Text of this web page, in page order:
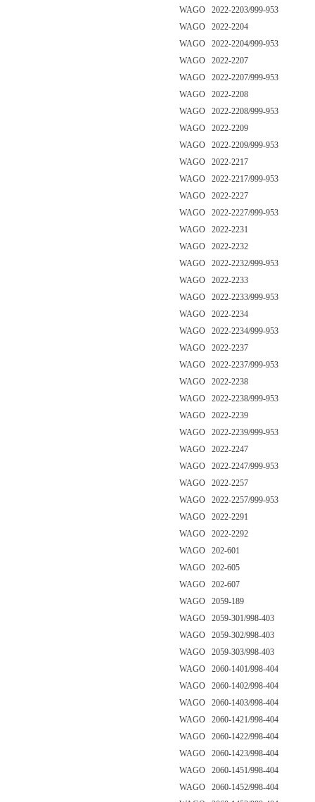
WAGO 2022-2203/999-953
WAGO 2022-2204
WAGO 2022-2204/999-953
WAGO 2022-2207
WAGO 2022-2207/999-953
WAGO 2022-2208
WAGO 2022-2208/999-953
WAGO 2022-2209
WAGO 2022-2209/999-953
WAGO 2022-2217
WAGO 2022-2217/999-953
WAGO 2022-2227
WAGO 2022-2227/999-953
WAGO 2022-2231
WAGO 2022-2232
WAGO 2022-2232/999-953
WAGO 2022-2233
WAGO 2022-2233/999-953
WAGO 2022-2234
WAGO 2022-2234/999-953
WAGO 2022-2237
WAGO 2022-2237/999-953
WAGO 2022-2238
WAGO 2022-2238/999-953
WAGO 2022-2239
WAGO 2022-2239/999-953
WAGO 2022-2247
WAGO 2022-2247/999-953
WAGO 2022-2257
WAGO 2022-2257/999-953
WAGO 2022-2291
WAGO 2022-2292
WAGO 202-601
WAGO 202-605
WAGO 202-607
WAGO 2059-189
WAGO 2059-301/998-403
WAGO 2059-302/998-403
WAGO 2059-303/998-403
WAGO 2060-1401/998-404
WAGO 2060-1402/998-404
WAGO 2060-1403/998-404
WAGO 2060-1421/998-404
WAGO 2060-1422/998-404
WAGO 2060-1423/998-404
WAGO 2060-1451/998-404
WAGO 2060-1452/998-404